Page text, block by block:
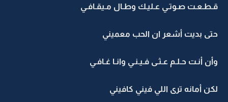
قـطـعـت صـوتـي عـليـك وطـال مـيقـافـي
حتى بديت أشعر ان الحب معميني
وأن أنـت حـلـم عـثـى فـيـنـي وانـا غـافـي
لكن أمانه ترى اللي فيني كافيني